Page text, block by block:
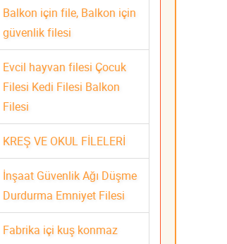
Balkon için file, Balkon için
güvenlik filesi
Evcil hayvan filesi Çocuk
Filesi Kedi Filesi Balkon
Filesi
KREŞ VE OKUL FİLELERİ
İnşaat Güvenlik Ağı Düşme
Durdurma Emniyet Filesi
Fabrika içi kuş konmaz